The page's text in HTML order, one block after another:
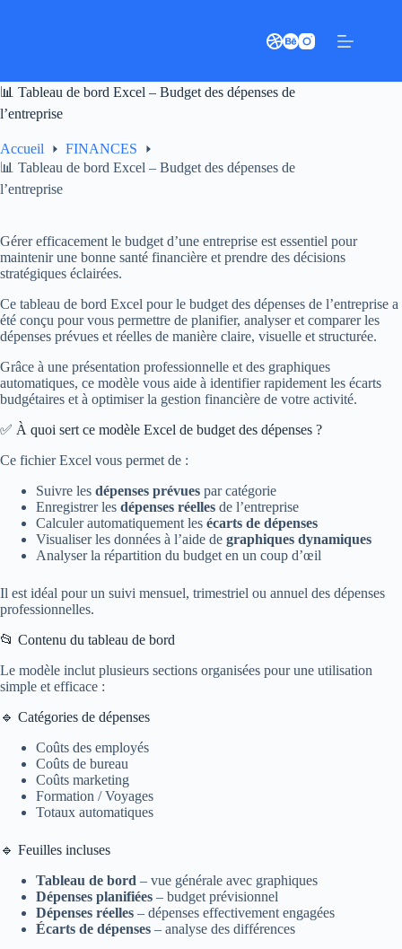
📊 Tableau de bord Excel – Budget des dépenses de
l’entreprise
Accueil
FINANCES
📊 Tableau de bord Excel – Budget des dépenses de
l’entreprise
Gérer efficacement le budget d’une entreprise est essentiel pour
maintenir une bonne santé financière et prendre des décisions
stratégiques éclairées.
Ce tableau de bord Excel pour le budget des dépenses de l’entreprise a
été conçu pour vous permettre de planifier, analyser et comparer les
dépenses prévues et réelles de manière claire, visuelle et structurée.
Grâce à une présentation professionnelle et des graphiques
automatiques, ce modèle vous aide à identifier rapidement les écarts
budgétaires et à optimiser la gestion financière de votre activité.
✅ À quoi sert ce modèle Excel de budget des dépenses ?
Ce fichier Excel vous permet de :
Suivre les dépenses prévues par catégorie
Enregistrer les dépenses réelles de l’entreprise
Calculer automatiquement les écarts de dépenses
Visualiser les données à l’aide de graphiques dynamiques
Analyser la répartition du budget en un coup d’œil
Il est idéal pour un suivi mensuel, trimestriel ou annuel des dépenses
professionnelles.
📂 Contenu du tableau de bord
Le modèle inclut plusieurs sections organisées pour une utilisation
simple et efficace :
🔹 Catégories de dépenses
Coûts des employés
Coûts de bureau
Coûts marketing
Formation / Voyages
Totaux automatiques
🔹 Feuilles incluses
Tableau de bord – vue générale avec graphiques
Dépenses planifiées – budget prévisionnel
Dépenses réelles – dépenses effectivement engagées
Écarts de dépenses – analyse des différences